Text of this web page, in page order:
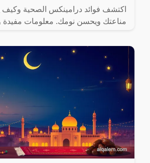
اكتشف فوائد درامينكس الصحية وكيف
مناعتك ويحسن نومك. معلومات